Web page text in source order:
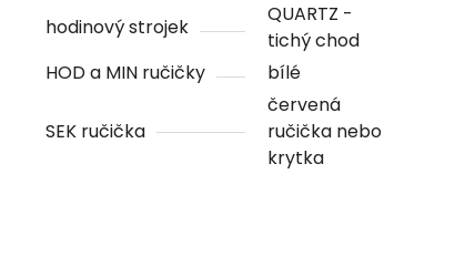
hodinový strojek
QUARTZ -
tichý chod
HOD a MIN ručičky
bílé
SEK ručička
červená
ručička nebo
krytka